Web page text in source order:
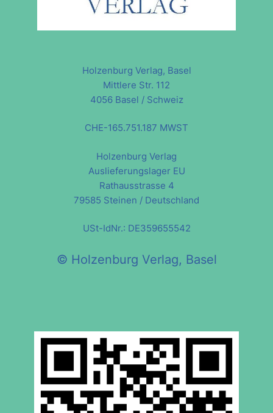
Holzenburg Verlag, Basel
Mittlere Str. 112
4056 Basel / Schweiz
CHE-165.751.187 MWST
Holzenburg Verlag
Auslieferungslager EU
Rathausstrasse 4
79585 Steinen / Deutschland
USt-IdNr.: DE359655542
© Holzenburg Verlag, Basel